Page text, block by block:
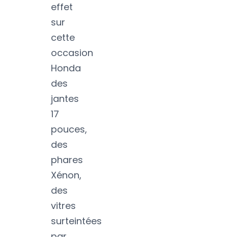
effet
sur
cette
occasion
Honda
des
jantes
17
pouces,
des
phares
Xénon,
des
vitres
surteintées